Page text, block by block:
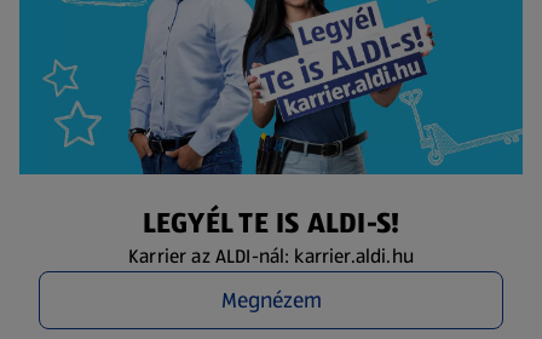
LEGYÉL TE IS ALDI-S!
Karrier az ALDI-nál: karrier.aldi.hu
Megnézem